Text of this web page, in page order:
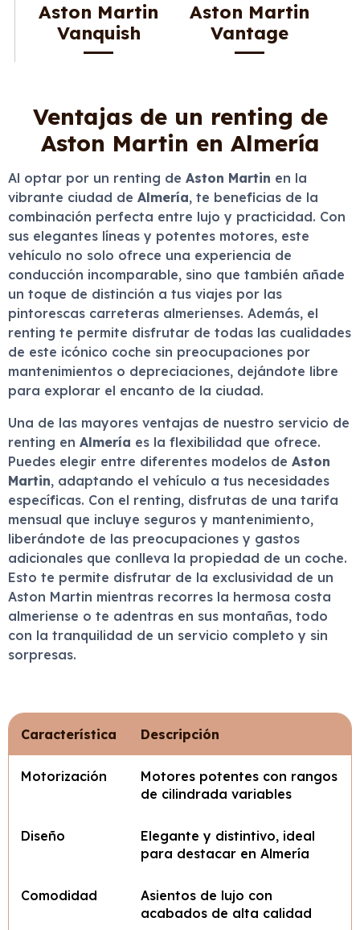
Aston Martin
Vanquish
Aston Martin
Vantage
Ventajas de un renting de
Aston Martin en Almería
Al optar por un renting de Aston Martin en la
vibrante ciudad de Almería, te beneficias de la
combinación perfecta entre lujo y practicidad. Con
sus elegantes líneas y potentes motores, este
vehículo no solo ofrece una experiencia de
conducción incomparable, sino que también añade
un toque de distinción a tus viajes por las
pintorescas carreteras almerienses. Además, el
renting te permite disfrutar de todas las cualidades
de este icónico coche sin preocupaciones por
mantenimientos o depreciaciones, dejándote libre
para explorar el encanto de la ciudad.
Una de las mayores ventajas de nuestro servicio de
renting en Almería es la flexibilidad que ofrece.
Puedes elegir entre diferentes modelos de Aston
Martin, adaptando el vehículo a tus necesidades
específicas. Con el renting, disfrutas de una tarifa
mensual que incluye seguros y mantenimiento,
liberándote de las preocupaciones y gastos
adicionales que conlleva la propiedad de un coche.
Esto te permite disfrutar de la exclusividad de un
Aston Martin mientras recorres la hermosa costa
almeriense o te adentras en sus montañas, todo
con la tranquilidad de un servicio completo y sin
sorpresas.
Característica Descripción
Motorización
Motores potentes con rangos
de cilindrada variables
Diseño
Elegante y distintivo, ideal
para destacar en Almería
Comodidad
Asientos de lujo con
acabados de alta calidad